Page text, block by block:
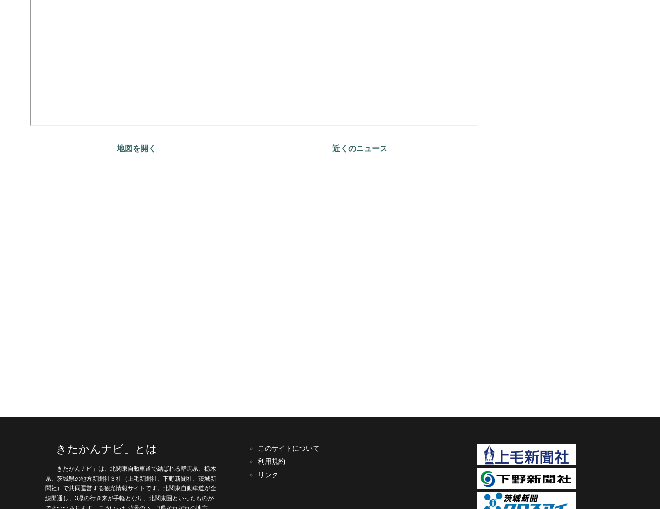
地図を開く 近くのニュース
「きたかんナビ」とは
「きたかんナビ」は、北関東自動車道で結ばれる群馬県、栃木
県、茨城県の地方新聞社３社（上毛新聞社、下野新聞社、茨城新
聞社）で共同運営する観光情報サイトです。北関東自動車道が全
線開通し、3県の行き来が手軽となり、北関東圏といったものが
このサイトについて
利用規約
リンク